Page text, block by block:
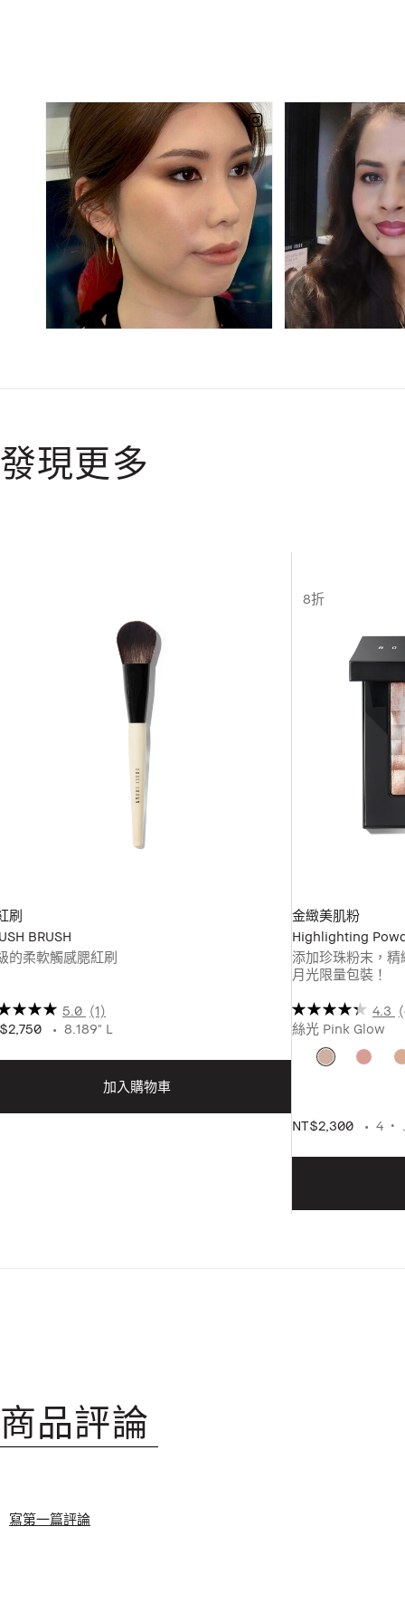
發現更多
刷
BRUSH
的柔軟觸感腮紅刷
5.0 (1)
8.189" L
加入購物車
8折
金緻美肌粉
Highlighting
添加珍珠粉末，
月光限量包裝！
4.3
絲光 Pink Glow
NT$2,300 4
商品評論
寫第一篇評論